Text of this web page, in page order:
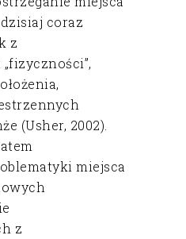
coraz
z
(Usher, 2002).
miejsca
z